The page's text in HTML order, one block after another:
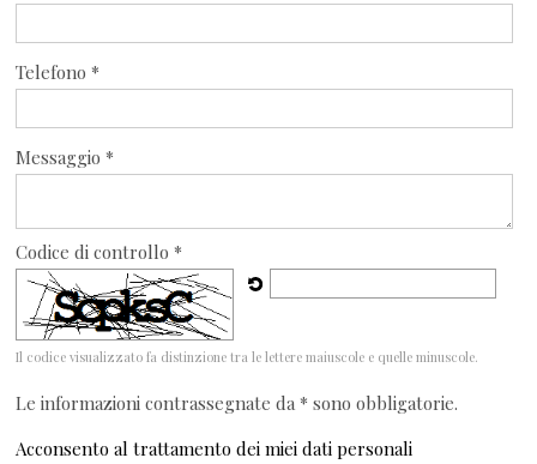
Telefono *
Messaggio *
Codice di controllo *
Il codice visualizzato fa distinzione tra le lettere maiuscole e quelle minuscole.
Le informazioni contrassegnate da * sono obbligatorie.
Acconsento al trattamento dei miei dati personali